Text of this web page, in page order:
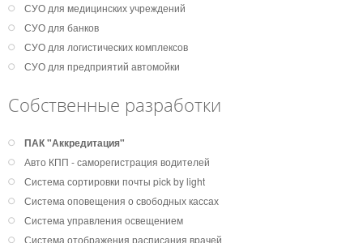
СУО для медицинских учреждений
СУО для банков
СУО для логистических комплексов
СУО для предприятий автомойки
Собственные разработки
ПАК "Аккредитация"
Авто КПП - саморегистрация водителей
Система сортировки почты pick by light
Система оповещения о свободных кассах
Система управления освещением
Система отображения расписания врачей